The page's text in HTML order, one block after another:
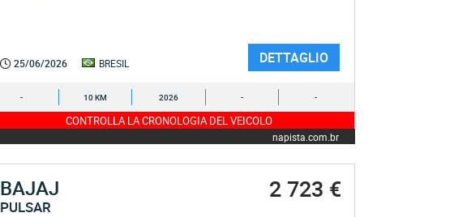
25/06/2026 BRESIL DETTAGLIO
- 10 KM 2026 - -
CONTROLLA LA CRONOLOGIA DEL VEICOLO
napista.com.br
BAJAJ
PULSAR
2 723 €